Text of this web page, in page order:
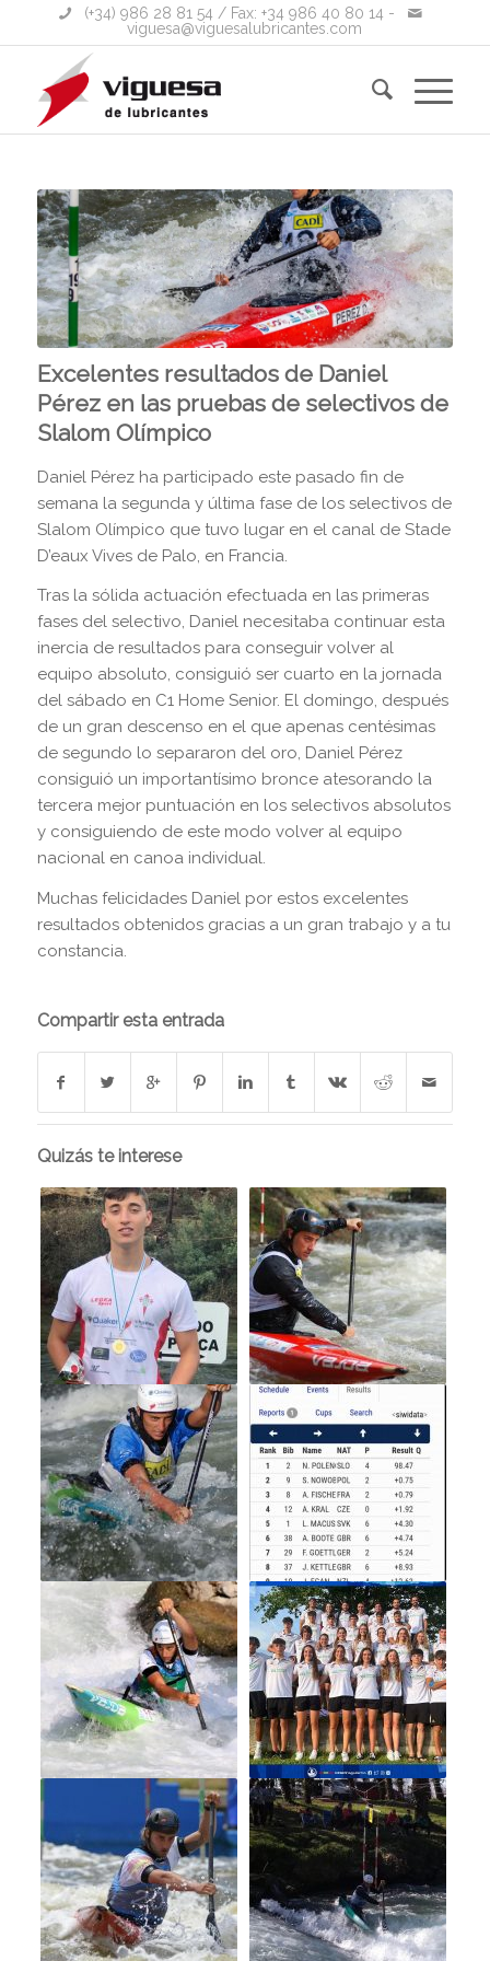
(+34) 986 28 81 54 / Fax: +34 986 40 80 14 -
viguesa@viguesalubricantes.com
Excelentes resultados de Daniel
Pérez en las pruebas de selectivos de
Slalom Olímpico
Daniel Pérez ha participado este pasado fin de
semana la segunda y última fase de los selectivos de
Slalom Olímpico que tuvo lugar en el canal de Stade
D’eaux Vives de Palo, en Francia.
Tras la sólida actuación efectuada en las primeras
fases del selectivo, Daniel necesitaba continuar esta
inercia de resultados para conseguir volver al
equipo absoluto, consiguió ser cuarto en la jornada
del sábado en C1 Home Senior. El domingo, después
de un gran descenso en el que apenas centésimas
de segundo lo separaron del oro, Daniel Pérez
consiguió un importantísimo bronce atesorando la
tercera mejor puntuación en los selectivos absolutos
y consiguiendo de este modo volver al equipo
nacional en canoa individual.
Muchas felicidades Daniel por estos excelentes
resultados obtenidos gracias a un gran trabajo y a tu
constancia.
Compartir esta entrada
Quizás te interese